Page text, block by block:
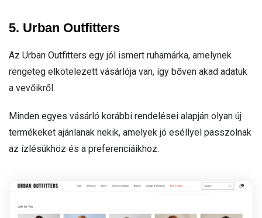
5. Urban Outfitters
Az Urban Outfitters egy jól ismert ruhamárka, amelynek
rengeteg elkötelezett vásárlója van, így bőven akad adatuk
a vevőikről.
Minden egyes vásárló korábbi rendelései alapján olyan új
termékeket ajánlanak nekik, amelyek jó eséllyel passzolnak
az ízlésükhöz és a preferenciáikhoz.